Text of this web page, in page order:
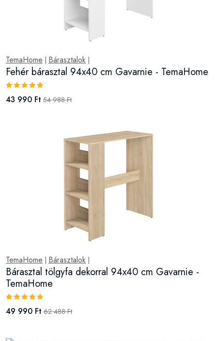
TemaHome Bárasztalok
Fehér bárasztal 94x40 cm Gavarnie - TemaHome
43 990 Ft 54 988 Ft
TemaHome Bárasztalok
Bárasztal tölgyfa dekorral 94x40 cm Gavarnie -
TemaHome
49 990 Ft 62 488 Ft